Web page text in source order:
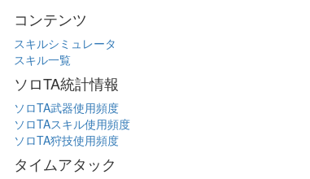
コンテンツ
スキルシミュレータ
スキル一覧
ソロTA統計情報
ソロTA武器使用頻度
ソロTAスキル使用頻度
ソロTA狩技使用頻度
タイムアタック